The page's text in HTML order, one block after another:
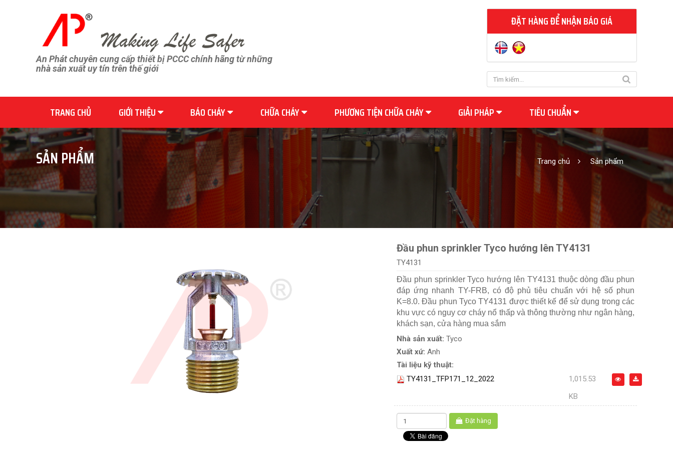
An Phát chuyên cung cấp thiết bị PCCC chính hãng từ những
nhà sản xuất uy tín trên thế giới
ĐẶT HÀNG ĐỂ NHẬN BÁO GIÁ
TRANG CHỦ GIỚI THIỆU BÁO CHÁY CHỮA CHÁY PHƯƠNG TIỆN CHỮA CHÁY GIẢI PHÁP TIÊU CHUẨN
SẢN PHẨM Trang chủ Sản phẩm
Đầu phun sprinkler Tyco hướng lên TY4131
TY4131
Đầu phun sprinkler Tyco hướng lên TY4131 thuộc dòng đầu phun
đáp ứng nhanh TY-FRB, có độ phủ tiêu chuẩn với hệ số phun
K=8.0. Đầu phun Tyco TY4131 được thiết kế để sử dụng trong các
khu vực có nguy cơ cháy nổ thấp và thông thường như ngân hàng,
khách sạn, cửa hàng mua sắm
Nhà sản xuất: Tyco
Xuất xứ: Anh
Tài liệu kỹ thuật:
TY4131_TFP171_12_2022
1,015.53
KB
Đặt hàng